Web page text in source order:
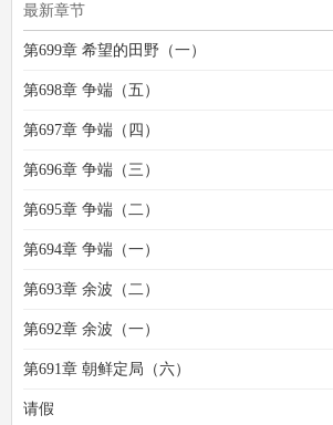
最新章节
第699章 希望的田野（一）
第698章 争端（五）
第697章 争端（四）
第696章 争端（三）
第695章 争端（二）
第694章 争端（一）
第693章 余波（二）
第692章 余波（一）
第691章 朝鲜定局（六）
请假